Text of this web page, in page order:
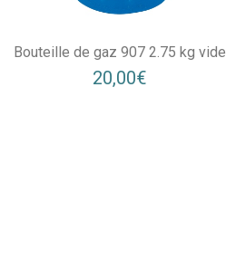
Bouteille de gaz 907 2.75 kg vide
20,00€